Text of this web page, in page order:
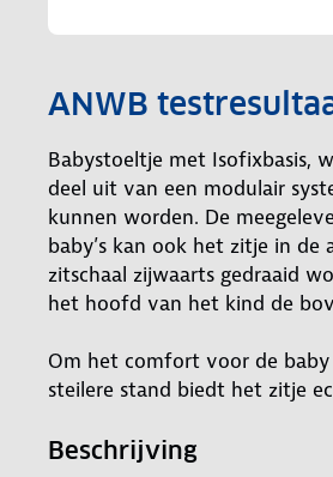
ANWB
Babystoeltje met Isofixbasis,
deel uit van een modulair
kunnen worden. De
baby’s kan ook het zitje in
zitschaal zijwaarts gedraaid
het hoofd van het kind de
Om het comfort voor de
steilere stand biedt het zitje
Beschrijving